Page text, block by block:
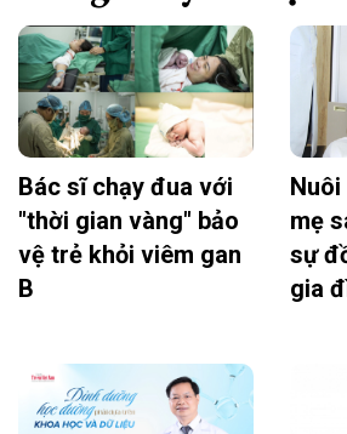
Bác sĩ chạy đua với
"thời gian vàng" bảo
vệ trẻ khỏi viêm gan
B
mẹ
sự
gia